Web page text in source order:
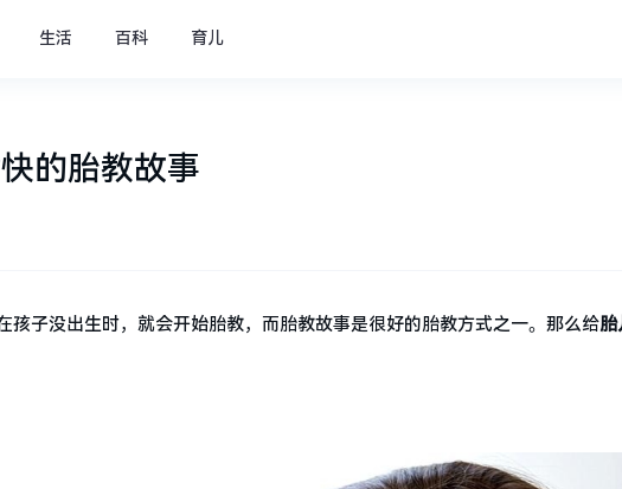
生活 百科 育儿
的胎教故事
子没出生时，就会开始胎教，而胎教故事是很好的胎教方式之一。那么给胎